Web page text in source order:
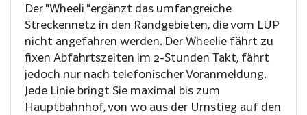
Der "Wheeli "ergänzt das umfangreiche
Streckennetz in den Randgebieten, die vom LUP
nicht angefahren werden. Der Wheelie fährt zu
fixen Abfahrtszeiten im 2-Stunden Takt, fährt
jedoch nur nach telefonischer Voranmeldung.
Jede Linie bringt Sie maximal bis zum
Hauptbahnhof, von wo aus der Umstieg auf den